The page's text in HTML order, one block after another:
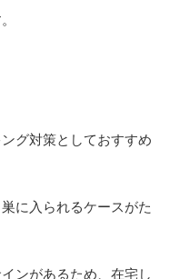
グ対策としておすすめ
に入られるケースがた
ンがあるため、在宅し